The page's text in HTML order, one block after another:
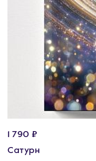
1 790 ₽
Сатурн